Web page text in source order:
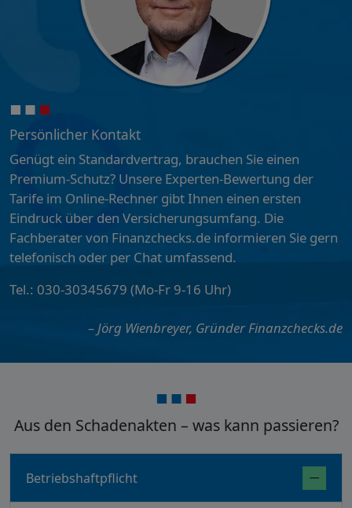
Persönlicher Kontakt
Genügt ein Standardvertrag, brauchen Sie einen
Premium-Schutz? Unsere Experten-Bewertung der
Tarife im Online-Rechner gibt Ihnen einen ersten
Eindruck über den Versicherungsumfang. Die
Fachberater von Finanzchecks.de informieren Sie gern
telefonisch oder per Chat umfassend.
Tel.: 030-30345679 (Mo-Fr 9-16 Uhr)
– Jörg Wienbreyer, Gründer Finanzchecks.de
Aus den Schadenakten – was kann passieren?
Betriebshaftpflicht